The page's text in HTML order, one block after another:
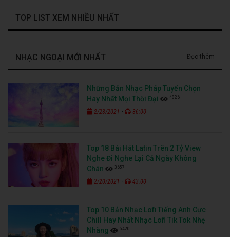
TOP LIST XEM NHIỀU NHẤT
NHẠC NGOẠI MỚI NHẤT Đọc thêm
Những Bản Nhạc Pháp Tuyển Chọn
Hay Nhất Mọi Thời Đại
4826
2/23/2021 - 36:00
Top 18 Bài Hát Latin Trên 2 Tỷ View
Nghe Đi Nghe Lại Cả Ngày Không
Chán
3657
2/20/2021 - 43:00
Top 10 Bản Nhạc Lofi Tiếng Anh Cực
Chill Hay Nhất Nhạc Lofi Tik Tok Nhẹ
Nhàng
5420